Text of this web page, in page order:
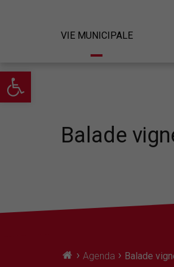
Ouvrir la barre d’outils
VIE MUNICIPALE
Balade
› Agenda › Balade